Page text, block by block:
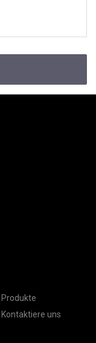
Produkte
Kontaktiere uns